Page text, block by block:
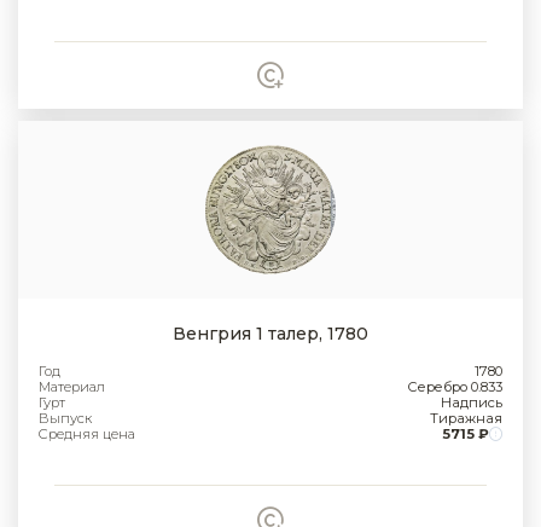
Венгрия 1 талер, 1780
Год
1780
Материал
Серебро 0.833
Гурт
Надпись
Выпуск
Тиражная
Средняя цена
5715 ₽